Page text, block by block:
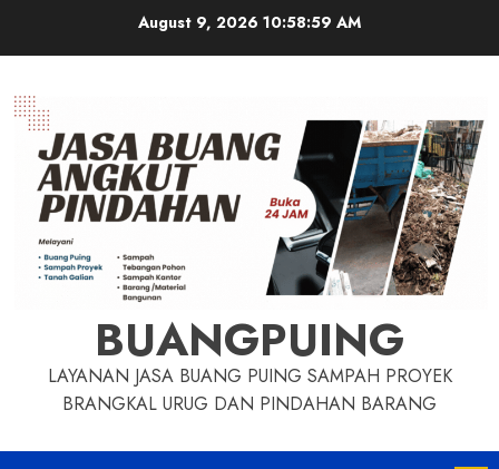
August 9, 2026 10:59:00 AM
BUANGPUING
LAYANAN JASA BUANG PUING SAMPAH PROYEK
BRANGKAL URUG DAN PINDAHAN BARANG